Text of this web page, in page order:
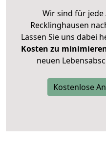
Wir sind für
Recklinghausen
Lassen Sie uns dabei
Kosten zu
neuen
Kostenlose